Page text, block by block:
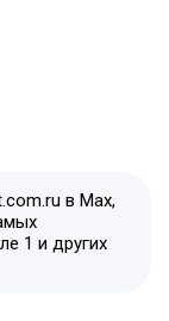
в Max,
1 и других